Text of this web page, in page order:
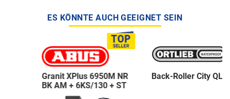
ES KÖNNTE AUCH GEEIGNET SEIN
Granit XPlus 6950M NR
BK AM + 6KS/130 + ST
Back-Roller City QL1